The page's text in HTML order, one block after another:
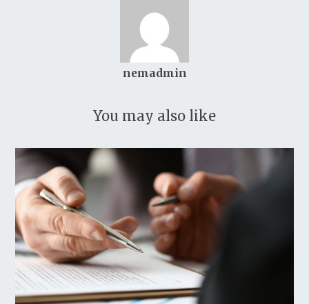
nemadmin
You may also like